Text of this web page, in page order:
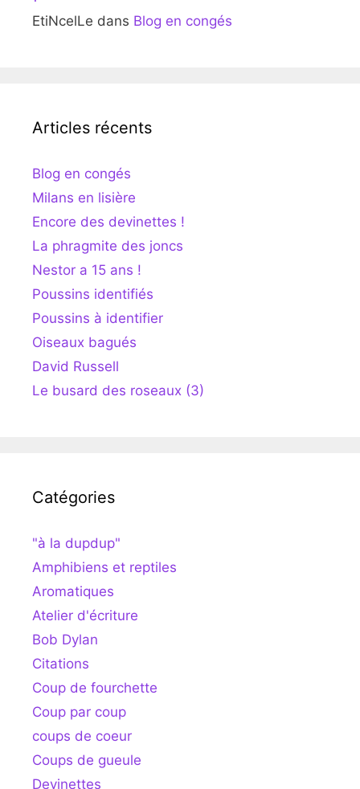
EtiNcelLe dans Blog en congés
Articles récents
Blog en congés
Milans en lisière
Encore des devinettes !
La phragmite des joncs
Nestor a 15 ans !
Poussins identifiés
Poussins à identifier
Oiseaux bagués
David Russell
Le busard des roseaux (3)
Catégories
"à la dupdup"
Amphibiens et reptiles
Aromatiques
Atelier d'écriture
Bob Dylan
Citations
Coup de fourchette
Coup par coup
coups de coeur
Coups de gueule
Devinettes